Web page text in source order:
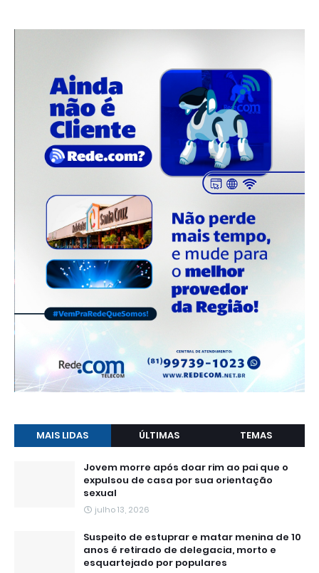
MAIS LIDAS ÚLTIMAS TEMAS
Jovem morre após doar rim ao pai que o
expulsou de casa por sua orientação
sexual
julho 13, 2026
Suspeito de estuprar e matar menina de 10
anos é retirado de delegacia, morto e
esquartejado por populares